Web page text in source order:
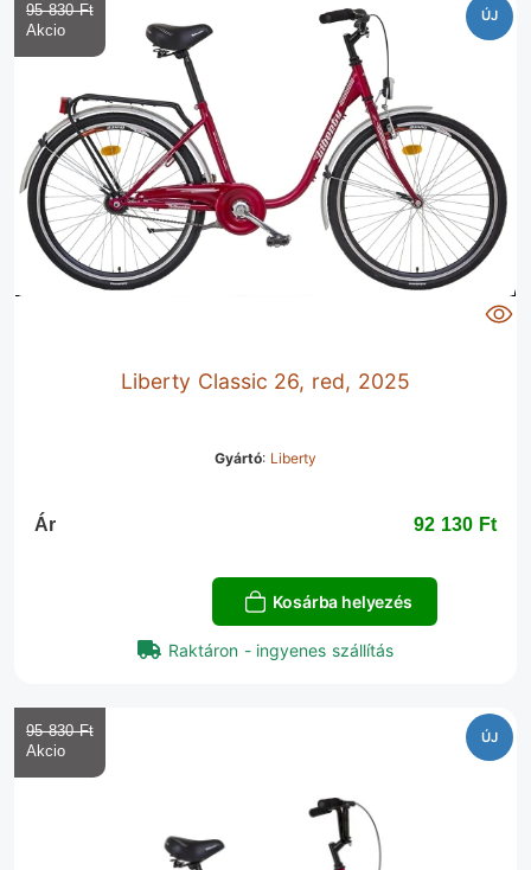
ÚJ
Liberty Classic 26, red, 2025
Gyártó: Liberty
95 830 Ft‎
Ár 92 130 Ft‎
Kosárba helyezés
Raktáron - ingyenes szállítás
ÚJ
95 830 Ft‎